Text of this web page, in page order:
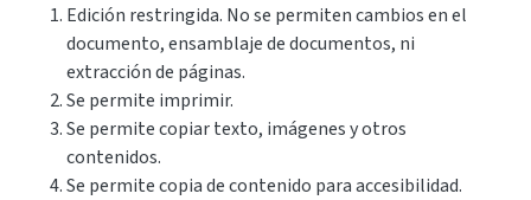
Edición restringida. No se permiten cambios en el
documento, ensamblaje de documentos, ni
extracción de páginas.
Se permite imprimir.
Se permite copiar texto, imágenes y otros
contenidos.
Se permite copia de contenido para accesibilidad.